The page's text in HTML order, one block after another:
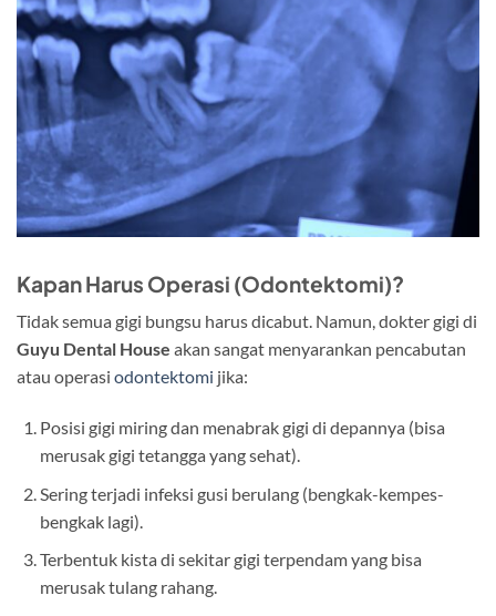
Kapan Harus Operasi (Odontektomi)?
Tidak semua gigi bungsu harus dicabut. Namun, dokter gigi di
Guyu Dental House akan sangat menyarankan pencabutan
atau operasi odontektomi jika:
Posisi gigi miring dan menabrak gigi di depannya (bisa
merusak gigi tetangga yang sehat).
Sering terjadi infeksi gusi berulang (bengkak-kempes-
bengkak lagi).
Terbentuk kista di sekitar gigi terpendam yang bisa
merusak tulang rahang.